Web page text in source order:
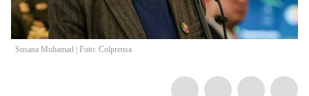
Susana Muhamad | Foto: Colprensa